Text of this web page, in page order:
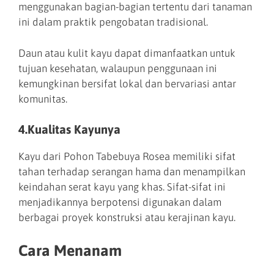
menggunakan bagian-bagian tertentu dari tanaman
ini dalam praktik pengobatan tradisional.
Daun atau kulit kayu dapat dimanfaatkan untuk
tujuan kesehatan, walaupun penggunaan ini
kemungkinan bersifat lokal dan bervariasi antar
komunitas.
4.Kualitas Kayunya
Kayu dari Pohon Tabebuya Rosea memiliki sifat
tahan terhadap serangan hama dan menampilkan
keindahan serat kayu yang khas. Sifat-sifat ini
menjadikannya berpotensi digunakan dalam
berbagai proyek konstruksi atau kerajinan kayu.
Cara Menanam